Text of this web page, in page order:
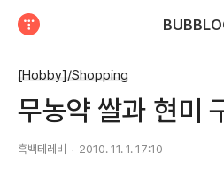
[Hobby]/Shopping
무농약 쌀과 현미
흑백테레비 2010. 11. 1. 17:10